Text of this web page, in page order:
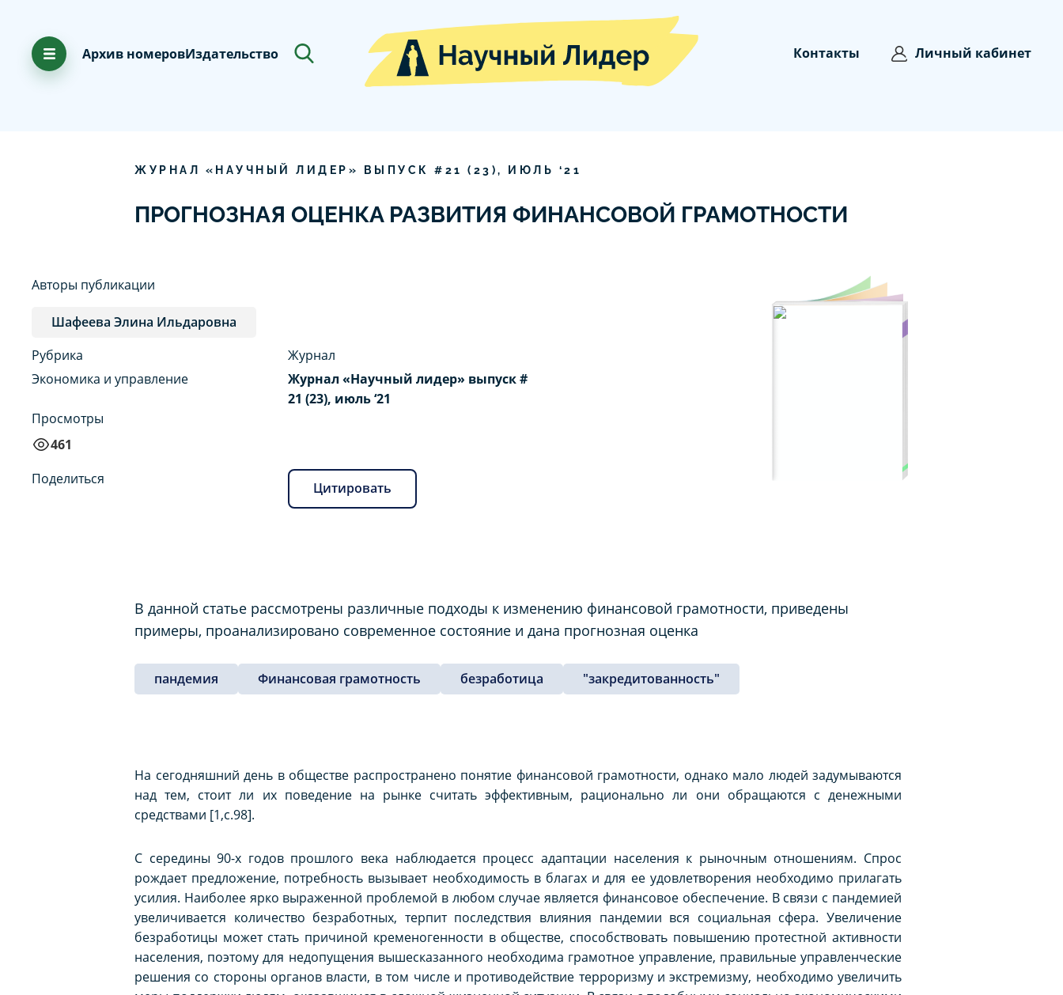
Архив номеровИздательство Контакты Личный кабинет
ЖУРНАЛ «НАУЧНЫЙ ЛИДЕР» ВЫПУСК # 21 ( 23 ), ИЮЛЬ ‘21
ПРОГНОЗНАЯ ОЦЕНКА РАЗВИТИЯ ФИНАНСОВОЙ ГРАМОТНОСТИ
Авторы публикации
Шафеева Элина Ильдаровна
Рубрика
Экономика и управление
Просмотры
461
Журнал
Журнал «Научный лидер» выпуск #
21 (23), июль ‘21
Поделиться
Цитировать
В данной статье рассмотрены различные подходы к изменению финансовой грамотности, приведены
примеры, проанализировано современное состояние и дана прогнозная оценка
пандемия Финансовая грамотность безработица "закредитованность"
На сегодняшний день в обществе распространено понятие финансовой грамотности, однако мало людей задумываются
над тем, стоит ли их поведение на рынке считать эффективным, рационально ли они обращаются с денежными
средствами [1,c.98].
С середины 90-х годов прошлого века наблюдается процесс адаптации населения к рыночным отношениям. Спрос
рождает предложение, потребность вызывает необходимость в благах и для ее удовлетворения необходимо прилагать
усилия. Наиболее ярко выраженной проблемой в любом случае является финансовое обеспечение. В связи с пандемией
увеличивается количество безработных, терпит последствия влияния пандемии вся социальная сфера. Увеличение
безработицы может стать причиной кременогенности в обществе, способствовать повышению протестной активности
населения, поэтому для недопущения вышесказанного необходима грамотное управление, правильные управленческие
решения со стороны органов власти, в том числе и противодействие терроризму и экстремизму, необходимо увеличить